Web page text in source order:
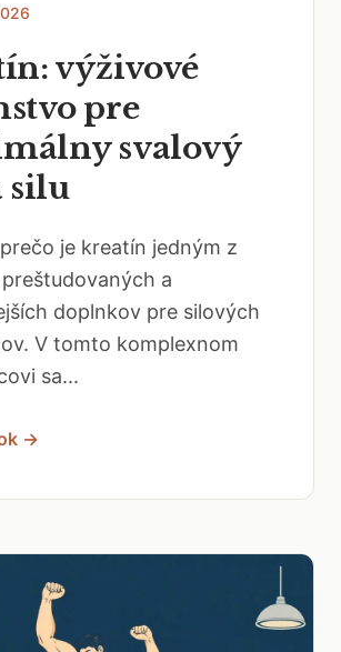
výživové
pre
svalový
silu
je kreatín jedným z
a
doplnkov pre silových
V tomto komplexnom
sa...
→